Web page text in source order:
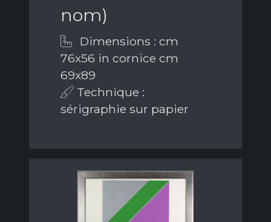
nom)
Dimensions : cm
76x56 in cornice cm
69x89
Technique :
sérigraphie sur papier